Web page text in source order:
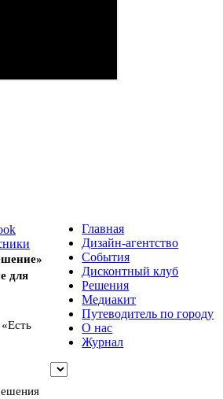
для
«Есть
Главная
Дизайн-агентство
События
Дисконтный клуб
Решения
Медиакит
Путеводитель по городу
О нас
Журнал